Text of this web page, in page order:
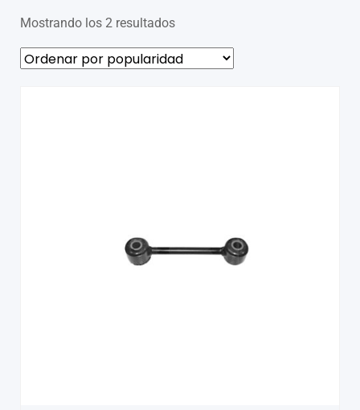
Mostrando los 2 resultados